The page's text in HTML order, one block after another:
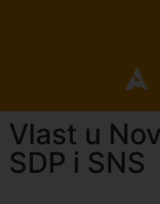
Vlast u
SDP i SNS